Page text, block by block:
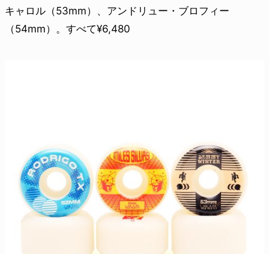
キャロル（53mm）、アンドリュー・ブロフィー
（54mm）。すべて¥6,480